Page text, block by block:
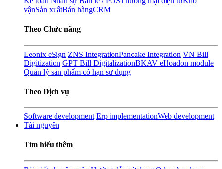
vậnSản xuấtBán hàngCRM
Theo Chức năng
Leonix eSign ZNS IntegrationPancake Integration VN Bill
Digitization GPT Bill DigitalizationBKAV eHoadon module
Quản lý sản phẩm có hạn sử dụng
Theo Dịch vụ
Software development Erp implementationWeb development
Tài nguyên
Tìm hiểu thêm